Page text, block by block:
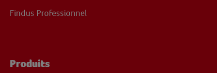
Findus Professionnel
Produits